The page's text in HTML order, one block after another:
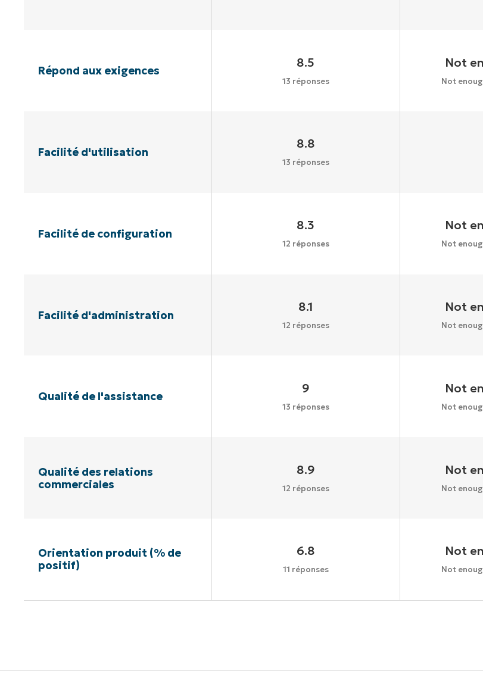
Répond aux exigences
8.5
13 réponses
Not
Not
Facilité d'utilisation
8.8
13 réponses
Facilité de configuration
8.3
12 réponses
Not
Not
Facilité d'administration
8.1
12 réponses
Not
Not
Qualité de l'assistance
9
13 réponses
Not
Not
Qualité des relations
commerciales
8.9
12 réponses
Not
Not
Orientation produit (% de
positif)
6.8
11 réponses
Not
Not